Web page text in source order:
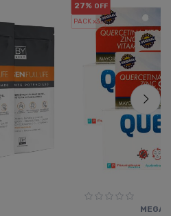
27% OFF
PACK x3u.